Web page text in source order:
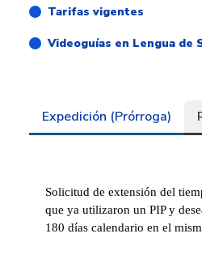
Tarifas vigentes
Videoguías en Lengua de
Expedición (Prórroga)
Solicitud de extensión del
que ya utilizaron un PIP y
180 días calendario en el